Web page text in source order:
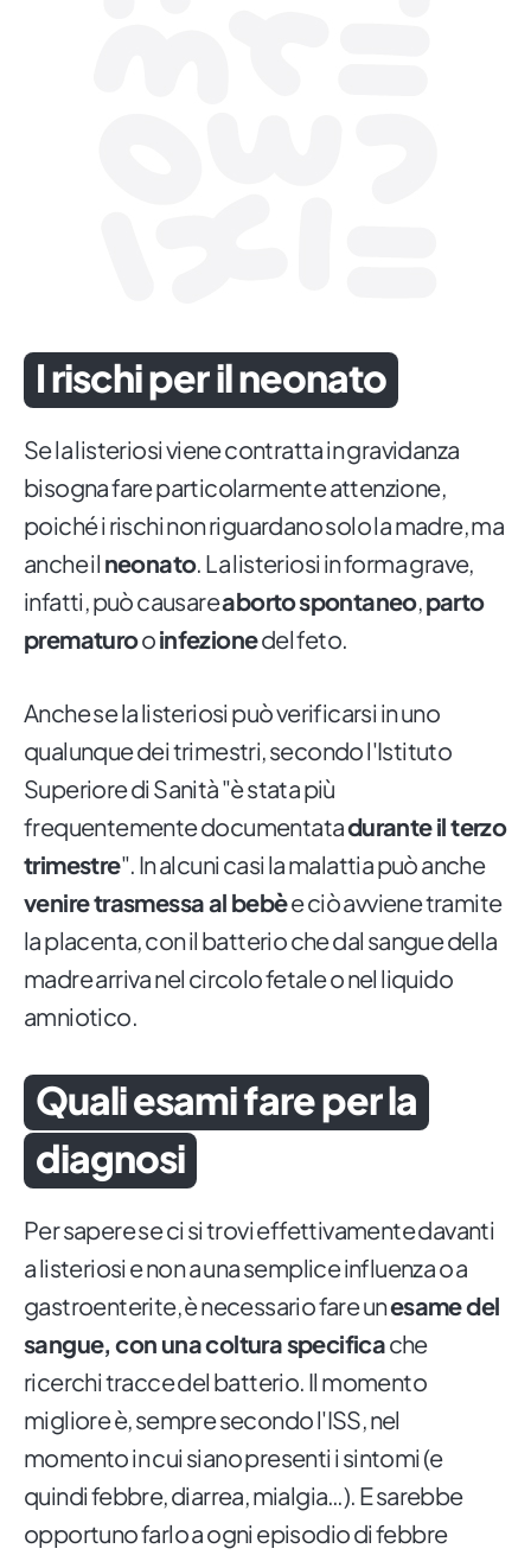
I rischi per il neonato
Se la listeriosi viene contratta in gravidanza
bisogna fare particolarmente attenzione,
poiché i rischi non riguardano solo la madre, ma
anche il neonato. La listeriosi in forma grave,
infatti, può causareabortospontaneo,parto
prematurooinfezionedel feto.
Anche se la listeriosi può verificarsi in uno
qualunque dei trimestri, secondo l'Istituto
Superiore di Sanità "è stata più
frequentemente documentatadurante il terzo
trimestre". In alcuni casi la malattia può anche
venire trasmessa al bebèe ciò avviene tramite
la placenta, con il batterio che dal sangue della
madre arriva nel circolo fetale o nel liquido
amniotico.
Quali esami fare per la
diagnosi
Per sapere se ci si trovi effettivamente davanti
a listeriosi e non a una semplice influenza o a
gastroenterite, è necessario fare unesame del
sangue, con una coltura specificache
ricerchi tracce del batterio. Il momento
migliore è, sempre secondo l'ISS, nel
momento in cui siano presenti i sintomi (e
quindi febbre, diarrea, mialgia…). E sarebbe
opportuno farlo a ogni episodio di febbre